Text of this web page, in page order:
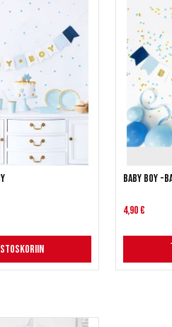
Baby Boy -
4,90 €